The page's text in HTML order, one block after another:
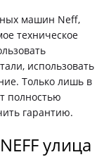
машин Neff,
техническое
использовать
Только лишь в
полностью
гарантию.
улица